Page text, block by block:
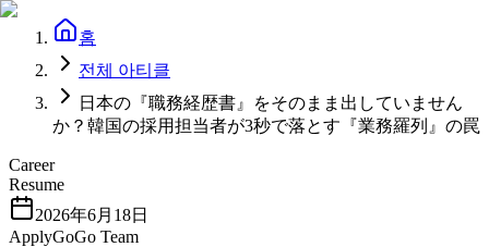
홈
전체 아티클
日本の『職務経歴書』をそのまま出していません
か？韓国の採用担当者が3秒で落とす『業務羅列』の罠
Career
Resume
2026年6月18日
ApplyGoGo Team